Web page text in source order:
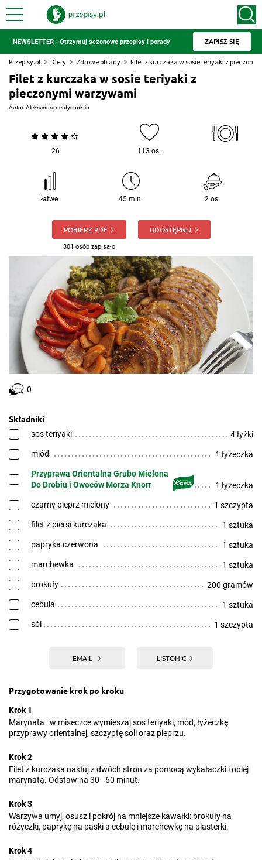
NEWSLETTER - Otrzymuj sezonowe przepisy i porady ZAPISZ SIĘ
Przepisy.pl Diety Zdrowe obiady Filet z kurczaka w sosie teriyaki z
Filet z kurczaka w sosie teriyaki z
pieczonymi warzywami
Autor:Aleksandra nerdycook.in
26 113 os.
łatwe 45 min. 2 os.
POBIERZ PDF
301 osób zapisało
UDOSTĘPNIJ
0
Składniki
sos teriyaki 4 łyżki
miód 1 łyżeczka
Przyprawa Orientalna Grubo Mielona
Do Drobiu i Owoców Morza Knorr
1 łyżeczka
czarny pieprz mielony 1 szczypta
filet z piersi kurczaka 1 sztuka
papryka czerwona 1 sztuka
marchewka 1 sztuka
brokuły 200 gramów
cebula 1 sztuka
sól 1 szczypta
EMAIL LISTONIC
Przygotowanie krok po kroku
Krok 1
Marynata : w miseczce wymieszaj sos teriyaki, mód, łyżeczkę
przyprawy orientalnej, szczyptę soli oraz pieprzu.
Krok 2
Filet z kurczaka nakłuj z dwóch stron za pomocą wykałaczki i oblej
marynatą. Odstaw na 30 - 60 minut.
Krok 3
Warzywa umyj, osusz i pokrój na mniejsze kawałki: brokuły na
różyczki, paprykę na paski a cebulę i marchewkę na plasterki.
Krok 4